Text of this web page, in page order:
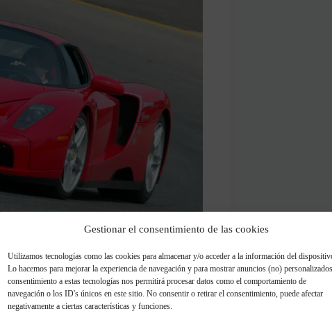
Gestionar el consentimiento de las cookies
Utilizamos tecnologías como las cookies para almacenar y/o acceder a la información del
Lo hacemos para mejorar la experiencia de navegación y para mostrar anuncios (no)
consentimiento a estas tecnologías nos permitirá procesar datos como el comportamiento de
navegación o los ID's únicos en este sitio. No consentir o retirar el consentimiento, puede afectar
negativamente a ciertas características y funciones.
y enamorad@ de los Ferrari no